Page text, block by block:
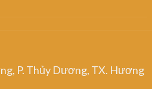
P. Thủy Dương, TX. Hương